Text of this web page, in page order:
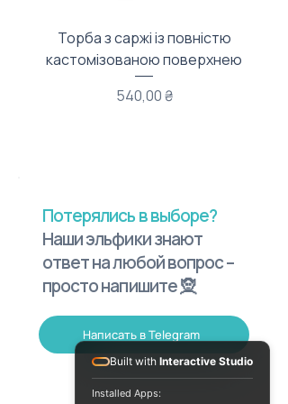
Торба з саржі із повністю
кастомізованою поверхнею
Цена
540,00 ₴
Потерялись в выборе?
Наши эльфики знают
ответ на любой вопрос –
просто напишите 🧝
Написать в Telegram
Built with Interactive Studio
Installed Apps: